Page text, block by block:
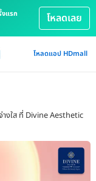
แรก
โหลดเลย
โหลดแอป HDmall
างใส ที่ Divine Aesthetic